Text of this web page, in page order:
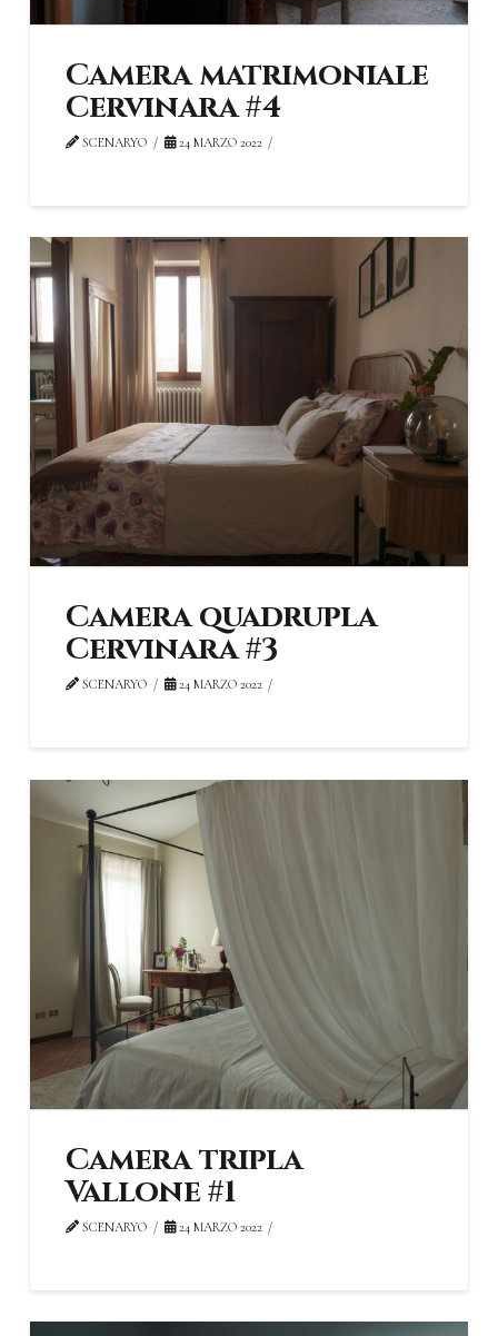
Camera matrimoniale
Cervinara #4
SCENARYO 24 MARZO 2022
Camera quadrupla
Cervinara #3
SCENARYO 24 MARZO 2022
Camera tripla
Vallone #1
SCENARYO 24 MARZO 2022